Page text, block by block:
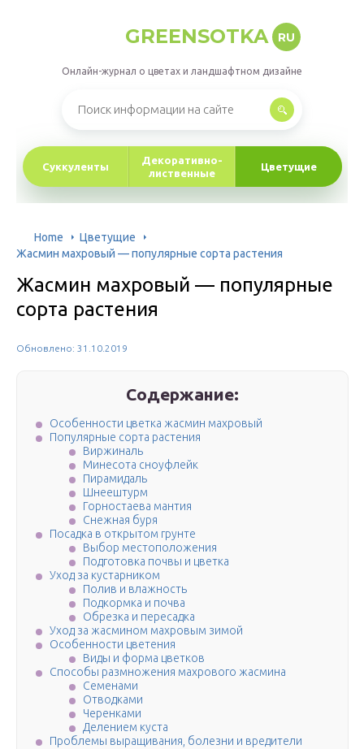
GREENSOTKA RU
Онлайн-журнал о цветах и ландшафтном дизайне
Суккуленты
Декоративно-
лиственные
Цветущие
Home
Цветущие
Жасмин махровый — популярные сорта растения
Жасмин махровый — популярные
сорта растения
Обновлено: 31.10.2019
Содержание:
Особенности цветка жасмин махровый
Популярные сорта растения
Виржиналь
Минесота сноуфлейк
Пирамидаль
Шнеештурм
Горностаева мантия
Снежная буря
Посадка в открытом грунте
Выбор местоположения
Подготовка почвы и цветка
Уход за кустарником
Полив и влажность
Подкормка и почва
Обрезка и пересадка
Уход за жасмином махровым зимой
Особенности цветения
Виды и форма цветков
Способы размножения махрового жасмина
Семенами
Отводками
Черенками
Делением куста
Проблемы выращивания, болезни и вредители